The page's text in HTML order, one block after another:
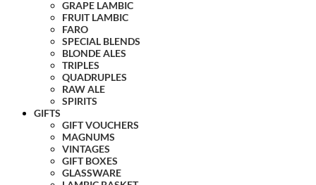
GRAPE LAMBIC
FRUIT LAMBIC
FARO
SPECIAL BLENDS
BLONDE ALES
TRIPLES
QUADRUPLES
RAW ALE
SPIRITS
GIFTS
GIFT VOUCHERS
MAGNUMS
VINTAGES
GIFT BOXES
GLASSWARE